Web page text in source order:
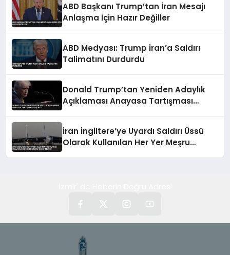
ABD Başkanı Trump’tan İran Mesajı
Anlaşma İçin Hazır Değiller
ABD Medyası: Trump İran’a Saldırı
Talimatını Durdurdu
Donald Trump’tan Yeniden Adaylık
Açıklaması Anayasa Tartışması
İran İngiltere’ye Uyardı Saldırı Üssü
Olarak Kullanılan Her Yer Meşru